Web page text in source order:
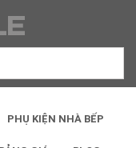
PHỤ KIỆN NHÀ BẾP